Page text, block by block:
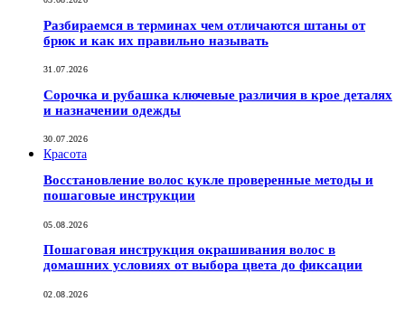
Разбираемся в терминах чем отличаются штаны от
брюк и как их правильно называть
31.07.2026
Сорочка и рубашка ключевые различия в крое деталях
и назначении одежды
30.07.2026
Красота
Восстановление волос кукле проверенные методы и
пошаговые инструкции
05.08.2026
Пошаговая инструкция окрашивания волос в
домашних условиях от выбора цвета до фиксации
02.08.2026